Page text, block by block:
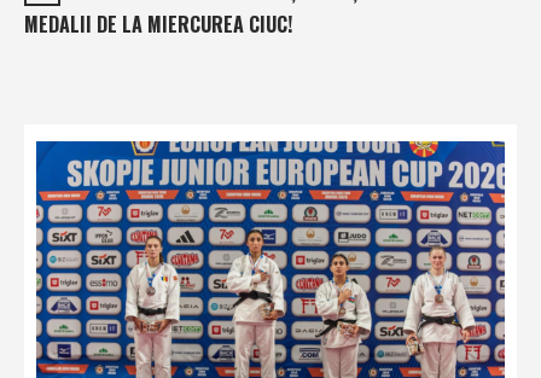
MEDALII DE LA MIERCUREA CIUC!